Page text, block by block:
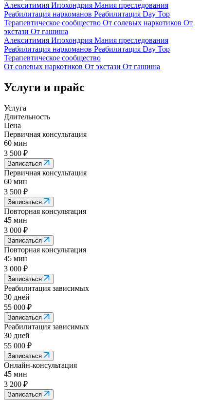
Алекситимия Ипохондрия Мания преследования
Реабилитация наркоманов Реабилитация Day Top
Терапевтическое сообщество От солевых наркотиков От
экстази От гашиша
Алекситимия Ипохондрия Мания преследования
Реабилитация наркоманов Реабилитация Day Top
Терапевтическое сообщество
От солевых наркотиков От экстази От гашиша
Услуги и прайс
Услуга
Длительность
Цена
Первичная консультация
60 мин
3 500 ₽
Записаться
Первичная консультация
60 мин
3 500 ₽
Записаться
Повторная консультация
45 мин
3 000 ₽
Записаться
Повторная консультация
45 мин
3 000 ₽
Записаться
Реабилитация зависимых
30 дней
55 000 ₽
Записаться
Реабилитация зависимых
30 дней
55 000 ₽
Записаться
Онлайн-консультация
45 мин
3 200 ₽
Записаться